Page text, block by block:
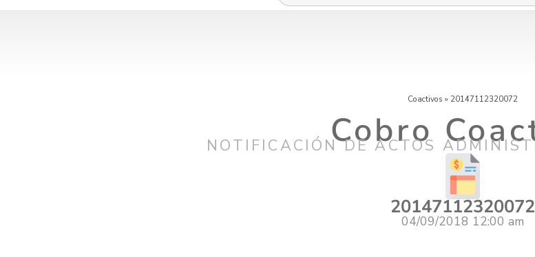
Coactivos » 20147112320072
Cobro
NOTIFICACIÓN DE ACTOS
20147112320072
04/09/2018 12:00 am